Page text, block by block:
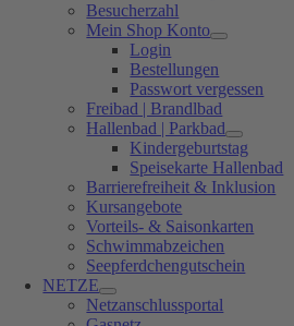
Besucherzahl
Mein Shop Konto
Login
Bestellungen
Passwort vergessen
Freibad | Brandlbad
Hallenbad | Parkbad
Kindergeburtstag
Speisekarte Hallenbad
Barrierefreiheit & Inklusion
Kursangebote
Vorteils- & Saisonkarten
Schwimmabzeichen
Seepferdchengutschein
NETZE
Netzanschlussportal